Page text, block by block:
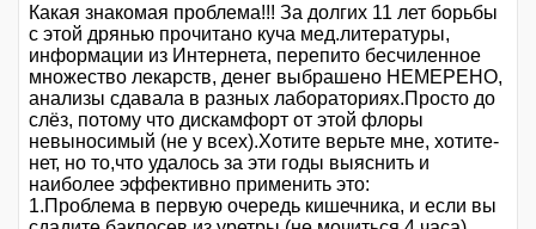
Какая знакомая проблема!!! За долгих 11 лет борьбы
с этой дрянью прочитано куча мед.литературы,
информации из Интернета, перепито бесчиленное
множество лекарств, денег выбрашено НЕМЕРЕНО,
анализы сдавала в разных лабораториях.Просто до
слёз, потому что дискамфорт от этой флоры
невыносимый (не у всех).Хотите верьте мне, хотите-
нет, но то,что удалось за эти годы выяснить и
наиболее эффективно применить это:
1.Проблема в первую очередь кишечника, и если вы